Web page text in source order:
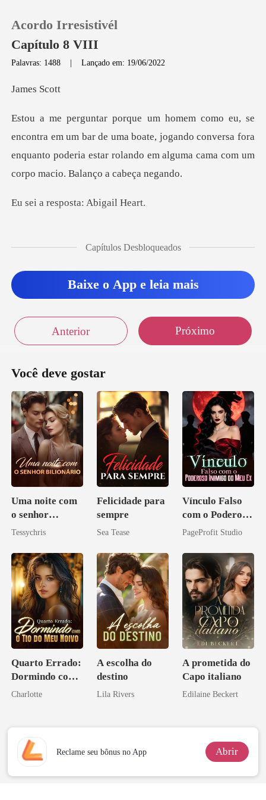
Loja
Histórico
Acordo Irresistivél
Capítulo 8 VIII
Palavras: 1488 |Lançado em: 19/06/2022
s Sc
ar de uma boate, jogando conversa fora
enquanto poderia estar rol
sposta: Abi
o quão de
Capítulos Desbloqueados
Baixe o App e leia mais
Anterior Próximo
Você deve gostar
Uma noite com
o senhor
Bilionário
Tessychris
Felicidade para
sempre
Sea Tease
Vínculo Falso
com o Poderoso
Inimigo do Meu
PageProfit Studio
Quarto Errado:
Dormindo com
o Tio do Meu
Charlotte
A escolha do
destino
Lila Rivers
A prometida do
Capo italiano
Edilaine Beckert
Reclame seu bônus no App Abrir